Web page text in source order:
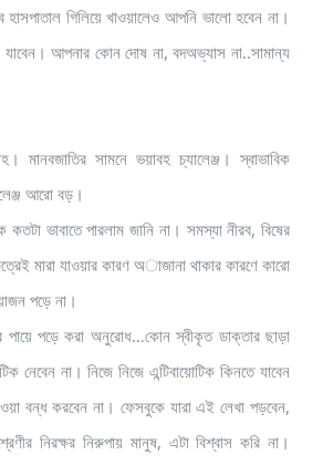
হাসপাতাল গিলিয়ে খাওয়ালেও আপনি ভালো হবেন না।
যাবেন। আপনার কোন দোষ না, বদঅভ্যাস না..সামান্য
মানবজাতির সামনে ভয়াবহ চ্যালেঞ্জ। স্বাভাবিক
আরো বড়।
ভাবাতে পারলাম জানি না। সমস্যা নীরব, বিষের
মারা যাওয়ার কারণ অাজানা থাকার কারণে কারো
পড়ে না।
পায়ে পড়ে করা অনুরোধ…কোন স্বীকৃত ডাক্তার ছাড়া
নেবেন না। নিজে নিজে এন্টিবায়োটিক কিনতে যাবেন
বন্ধ করবেন না। ফেসবুকে যারা এই লেখা পড়বেন,
নিরক্ষর নিরুপায় মানুষ, এটা বিশ্বাস করি না।